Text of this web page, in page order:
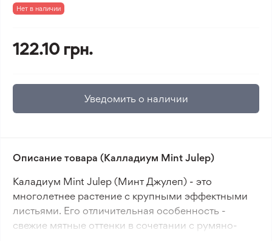
Нет в наличии
122.10 грн.
Уведомить о наличии
Описание товара (Калладиум Mint Julep)
Каладиум Mint Julep (Минт Джулеп) - это
многолетнее растение с крупными эффектными
листьями. Его отличительная особенность -
свежие мятные оттенки в сочетании с румяно-